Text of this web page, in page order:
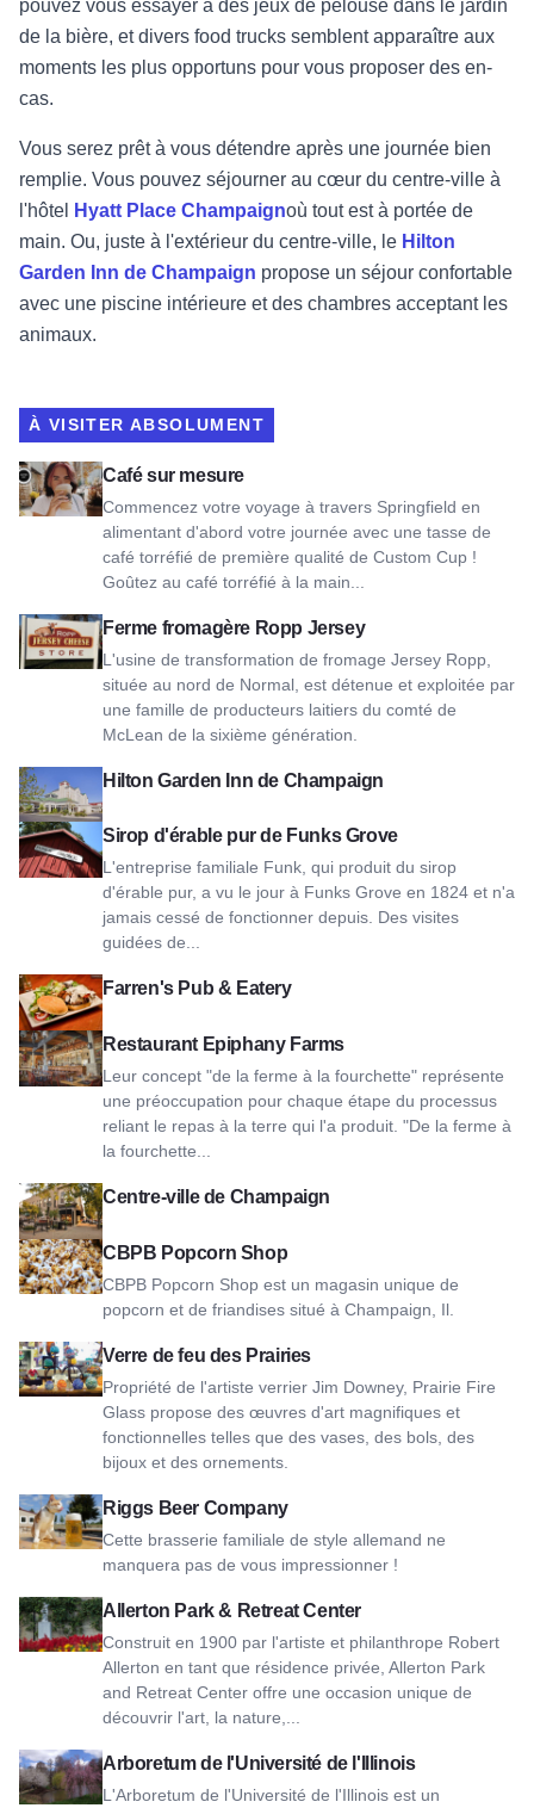
pouvez vous essayer à des jeux de pelouse dans le jardin
de la bière, et divers food trucks semblent apparaître aux
moments les plus opportuns pour vous proposer des en-
cas.
Vous serez prêt à vous détendre après une journée bien
remplie. Vous pouvez séjourner au cœur du centre-ville à
l'hôtel
Hyatt Place Champaignoù tout est à portée de
main. Ou, juste à l'extérieur du centre-ville, le Hilton
Garden Inn de Champaign propose un séjour confortable
avec une piscine intérieure et des chambres acceptant les
animaux.
À VISITER ABSOLUMENT
Café sur mesure
Commencez votre voyage à travers Springfield en
alimentant d'abord votre journée avec une tasse de
café torréfié de première qualité de Custom Cup !
Goûtez au café torréfié à la main...
Voir Custom Cup Coffee
Ferme fromagère Ropp Jersey
L'usine de transformation de fromage Jersey Ropp,
située au nord de Normal, est détenue et exploitée par
une famille de producteurs laitiers du comté de
McLean de la sixième génération.
Voir Ropp Jersey Cheese Farm
Hilton Garden Inn de Champaign
Voir Hilton Garden Inn of Champaign
Sirop d'érable pur de Funks Grove
L'entreprise familiale Funk, qui produit du sirop
d'érable pur, a vu le jour à Funks Grove en 1824 et n'a
jamais cessé de fonctionner depuis. Des visites
guidées de...
Voir le sirop d'érable pur Funks Grove
Farren's Pub & Eatery
Voir Farren's Pub & Eatery
Restaurant Epiphany Farms
Leur concept "de la ferme à la fourchette" représente
une préoccupation pour chaque étape du processus
reliant le repas à la terre qui l'a produit. "De la ferme à
la fourchette...
Voir le restaurant Epiphany Farms
Centre-ville de Champaign
Voir le centre-ville de Champaign
CBPB Popcorn Shop
CBPB Popcorn Shop est un magasin unique de
popcorn et de friandises situé à Champaign, Il.
Voir CBPB Popcorn Shop
Verre de feu des Prairies
Propriété de l'artiste verrier Jim Downey, Prairie Fire
Glass propose des œuvres d'art magnifiques et
fonctionnelles telles que des vases, des bols, des
bijoux et des ornements.
View Prairie Fire Glass
Riggs Beer Company
Cette brasserie familiale de style allemand ne
manquera pas de vous impressionner !
Voir Riggs Beer Company
Allerton Park & Retreat Center
Construit en 1900 par l'artiste et philanthrope Robert
Allerton en tant que résidence privée, Allerton Park
and Retreat Center offre une occasion unique de
découvrir l'art, la nature,...
Voir Allerton Park & Retreat Center
Arboretum de l'Université de l'Illinois
L'Arboretum de l'Université de l'Illinois est un
Voir l'Arboretum de l'Université de l'Illinois